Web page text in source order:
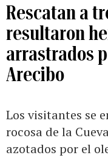
Rescatan a
resultaron
arrastrados
Arecibo
Los visitantes se
rocosa de la
azotados por el